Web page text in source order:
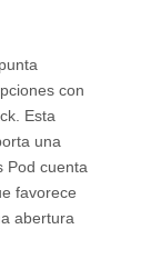
con
Esta
una
Pod cuenta
favorece
abertura